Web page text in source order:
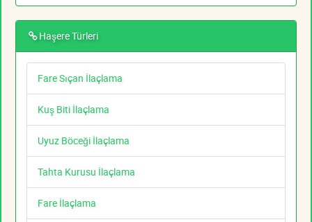
Haşere Türleri
Fare Sıçan İlaçlama
Kuş Biti İlaçlama
Uyuz Böceği İlaçlama
Tahta Kurusu İlaçlama
Fare İlaçlama